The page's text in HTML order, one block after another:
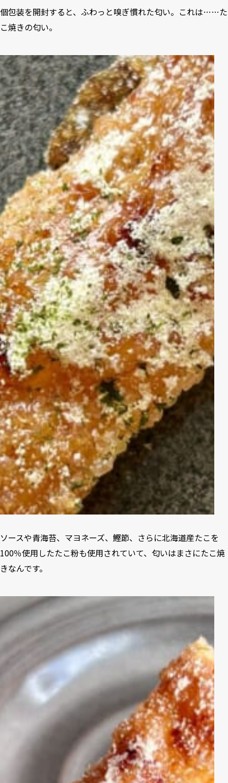
個包装を開封すると、ふわっと嗅ぎ慣れた匂い。これは……た
こ焼きの匂い。
ソースや青海苔、マヨネーズ、鰹節、さらに北海道産たこを
100％使用したたこ粉も使用されていて、匂いはまさにたこ焼
きなんです。